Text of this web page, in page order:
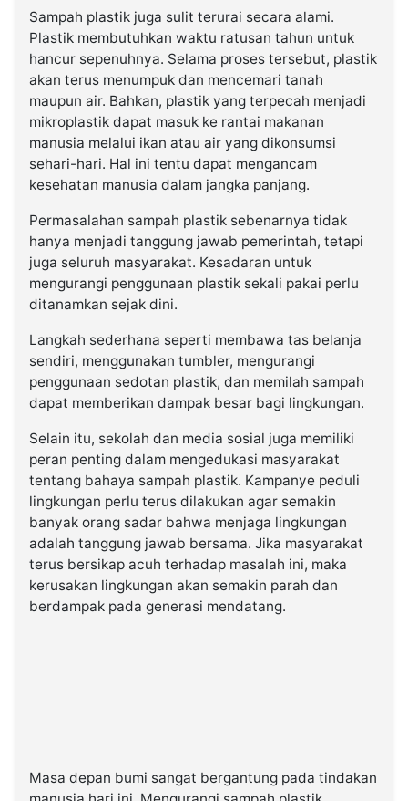
Sampah plastik juga sulit terurai secara alami.
Plastik membutuhkan waktu ratusan tahun untuk
hancur sepenuhnya. Selama proses tersebut, plastik
akan terus menumpuk dan mencemari tanah
maupun air. Bahkan, plastik yang terpecah menjadi
mikroplastik dapat masuk ke rantai makanan
manusia melalui ikan atau air yang dikonsumsi
sehari-hari. Hal ini tentu dapat mengancam
kesehatan manusia dalam jangka panjang.
Permasalahan sampah plastik sebenarnya tidak
hanya menjadi tanggung jawab pemerintah, tetapi
juga seluruh masyarakat. Kesadaran untuk
mengurangi penggunaan plastik sekali pakai perlu
ditanamkan sejak dini.
Langkah sederhana seperti membawa tas belanja
sendiri, menggunakan tumbler, mengurangi
penggunaan sedotan plastik, dan memilah sampah
dapat memberikan dampak besar bagi lingkungan.
Selain itu, sekolah dan media sosial juga memiliki
peran penting dalam mengedukasi masyarakat
tentang bahaya sampah plastik. Kampanye peduli
lingkungan perlu terus dilakukan agar semakin
banyak orang sadar bahwa menjaga lingkungan
adalah tanggung jawab bersama. Jika masyarakat
terus bersikap acuh terhadap masalah ini, maka
kerusakan lingkungan akan semakin parah dan
berdampak pada generasi mendatang.
Masa depan bumi sangat bergantung pada tindakan